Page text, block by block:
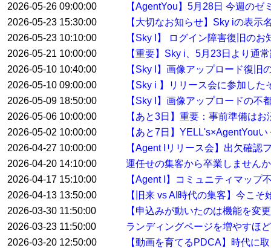
2026-05-26 09:00:00
【AgentYou】5月28日 今週の
2026-05-23 15:30:00
【大切なお知らせ】Sky iの表示
2026-05-23 10:10:00
【Sky I】 ログイン障害復旧のお
2026-05-21 10:00:00
【重要】Sky i、5月23日より通
2026-05-10 10:40:00
【Sky I】画像アップロード復旧
2026-05-10 09:00:00
【Sky i 】リリース会に参加し
2026-05-09 18:50:00
【Sky I】画像アップロードの不
2026-05-06 10:00:00
【あと3日】重要：事前準備は
2026-05-02 10:00:00
【あと7日】YELL's×AgentYou
2026-04-27 10:00:00
【Agent Iリリース会】出欠確認
2026-04-20 14:10:00
運任せの集客から卒業しません
2026-04-17 15:10:00
【Agent I】コミュニティマップ
2026-04-13 13:50:00
【旧来 vs AI時代の集客】今こ
2026-03-30 11:50:00
【申込みが動いたのは機能を変
2026-03-23 11:50:00
ランディングページを増やすほ
2026-03-20 12:50:00
【動画を育てるPDCA】時代に